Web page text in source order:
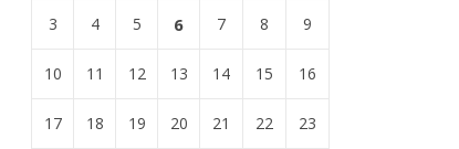
3 4 5 6 7 8 9
10 11 12 13 14 15 16
17 18 19 20 21 22 23